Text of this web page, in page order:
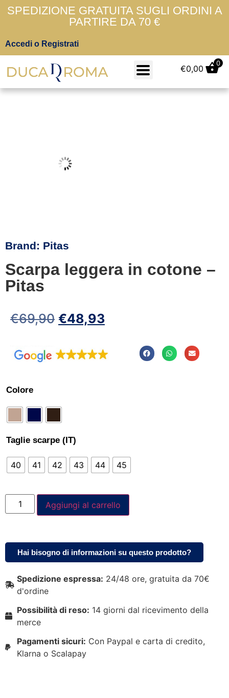
SPEDIZIONE GRATUITA SUGLI ORDINI A
PARTIRE DA 70 €
Accedi o Registrati
€0,00
0
Brand: Pitas
Scarpa leggera in cotone –
Pitas
€69,90 €48,93
Colore
Taglie scarpe (IT)
40 41 42 43 44 45
Aggiungi al carrello
Hai bisogno di informazioni su questo prodotto?
Spedizione espressa: 24/48 ore, gratuita da 70€
d'ordine
Possibilità di reso: 14 giorni dal ricevimento della
merce
Pagamenti sicuri: Con Paypal e carta di credito,
Klarna o Scalapay